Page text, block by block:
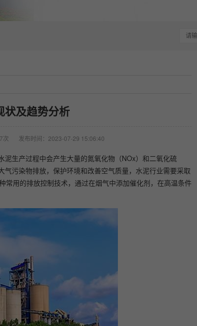
状及趋势分析
次 发布时间：2023-07-29 15:06:40
生产过程中会产生大量的氮氧化物（NOx）和二氧化硫
气污染物排放，保护环境和改善空气质量，水泥行业需要采取
用的排放控制技术，通过在烟气中添加催化剂，在高温条件